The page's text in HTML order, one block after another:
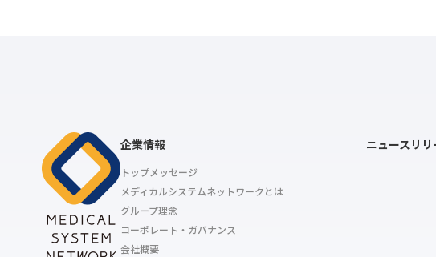
企業情報
トップメッセージ
メディカルシステムネットワークとは
グループ理念
コーポレート・ガバナンス
会社概要
ニュースリリ